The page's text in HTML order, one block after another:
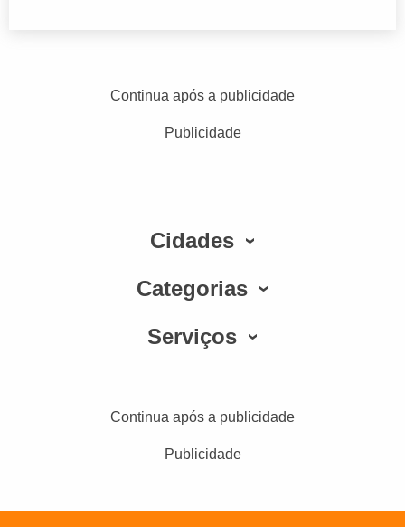
Continua após a publicidade
Publicidade
Cidades
Categorias
Serviços
Continua após a publicidade
Publicidade